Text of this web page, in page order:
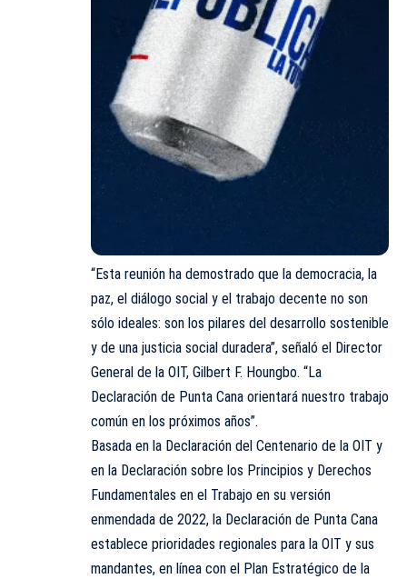
“Esta reunión ha demostrado que la democracia, la
paz, el diálogo social y el trabajo decente no son
sólo ideales: son los pilares del desarrollo sostenible
y de una justicia social duradera”, señaló el Director
General de la OIT, Gilbert F. Houngbo. “La
Declaración de Punta Cana orientará nuestro trabajo
común en los próximos años”.
Basada en la Declaración del Centenario de la OIT y
en la Declaración sobre los Principios y Derechos
Fundamentales en el Trabajo en su versión
enmendada de 2022, la Declaración de Punta Cana
establece prioridades regionales para la OIT y sus
mandantes, en línea con el Plan Estratégico de la